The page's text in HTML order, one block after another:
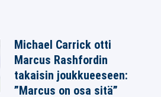
Michael Carrick otti
Marcus Rashfordin
takaisin joukkueeseen:
”Marcus on osa sitä”